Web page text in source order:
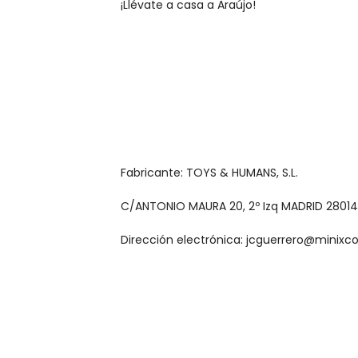
¡Llévate a casa a Araújo!
Fabricante: TOYS & HUMANS, S.L.
C/ANTONIO MAURA 20, 2º Izq MADRID
Dirección electrónica: